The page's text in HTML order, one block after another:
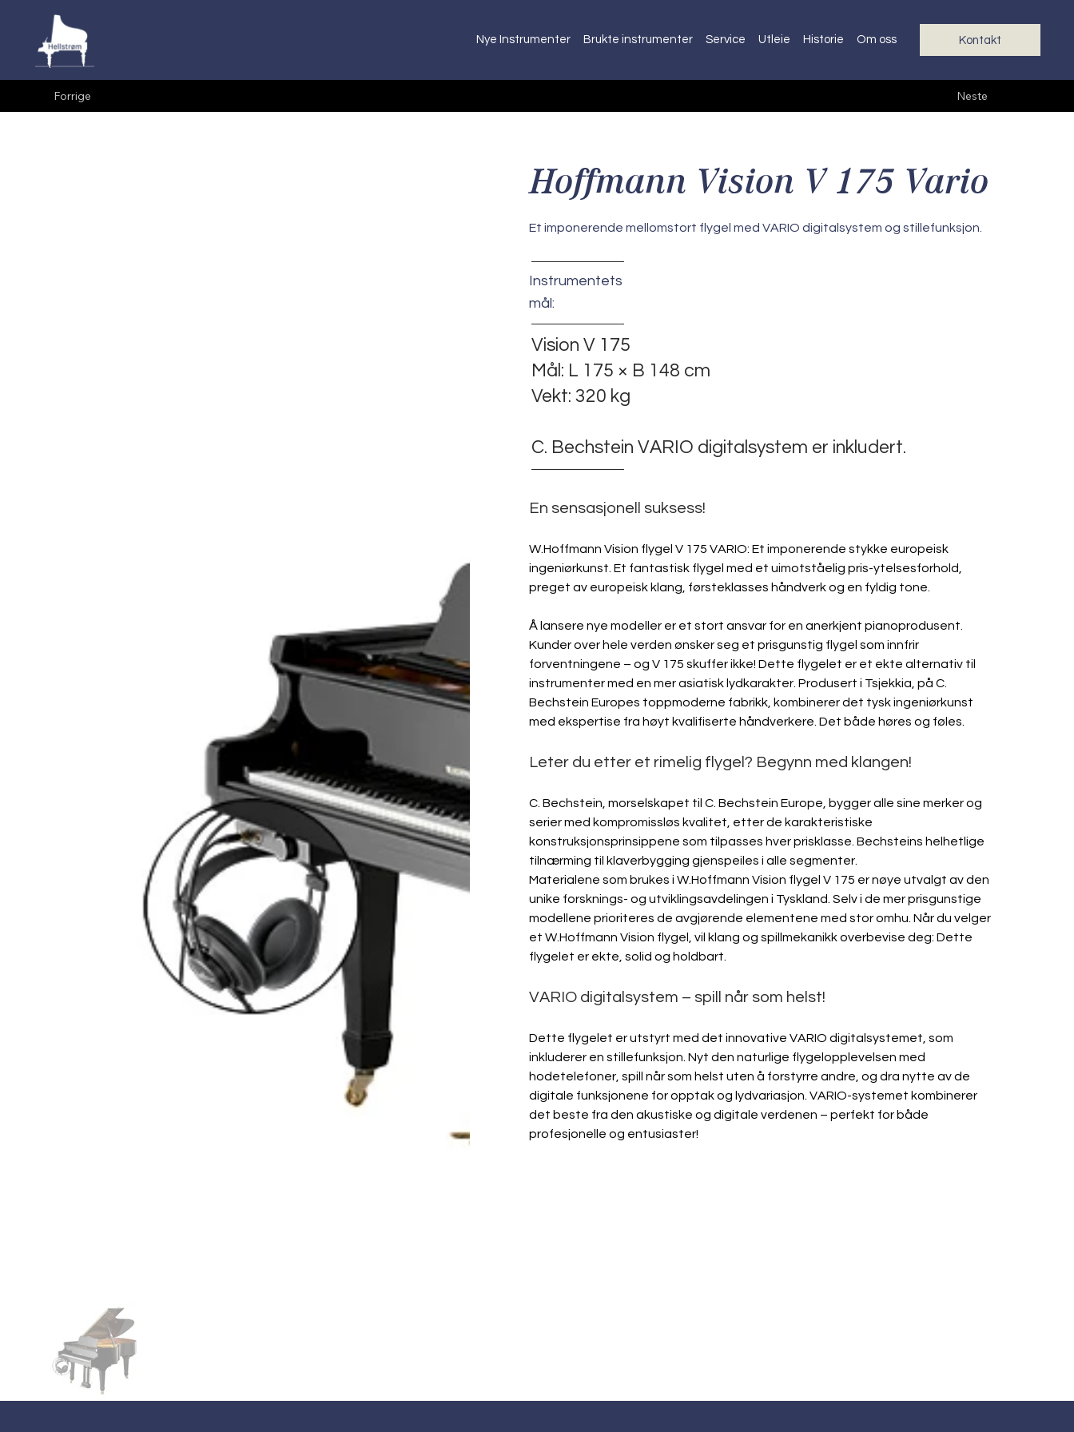
Nye Instrumenter Brukte instrumenter Service Utleie Historie Om oss Kontakt
Neste
Forrige
Hoffmann Vision V 175 Vario
Et imponerende mellomstort flygel med VARIO digitalsystem og stillefunksjon.
Instrumentets
mål:
Vision V 175
Mål: L 175 × B 148 cm
Vekt: 320 kg
C. Bechstein VARIO digitalsystem er inkludert.
En sensasjonell suksess!
W.Hoffmann Vision flygel V 175 VARIO: Et imponerende stykke europeisk
ingeniørkunst. Et fantastisk flygel med et uimotståelig pris-ytelsesforhold,
preget av europeisk klang, førsteklasses håndverk og en fyldig tone.
Å lansere nye modeller er et stort ansvar for en anerkjent pianoprodusent.
Kunder over hele verden ønsker seg et prisgunstig flygel som innfrir
forventningene – og V 175 skuffer ikke! Dette flygelet er et ekte alternativ til
instrumenter med en mer asiatisk lydkarakter. Produsert i Tsjekkia, på C.
Bechstein Europes toppmoderne fabrikk, kombinerer det tysk ingeniørkunst
med ekspertise fra høyt kvalifiserte håndverkere. Det både høres og føles.
Leter du etter et rimelig flygel? Begynn med klangen!
C. Bechstein, morselskapet til C. Bechstein Europe, bygger alle sine merker og
serier med kompromissløs kvalitet, etter de karakteristiske
konstruksjonsprinsippene som tilpasses hver prisklasse. Bechsteins helhetlige
tilnærming til klaverbygging gjenspeiles i alle segmenter.
Materialene som brukes i W.Hoffmann Vision flygel V 175 er nøye utvalgt av den
unike forsknings- og utviklingsavdelingen i Tyskland. Selv i de mer prisgunstige
modellene prioriteres de avgjørende elementene med stor omhu. Når du velger
et W.Hoffmann Vision flygel, vil klang og spillmekanikk overbevise deg: Dette
flygelet er ekte, solid og holdbart.
VARIO digitalsystem – spill når som helst!
Dette flygelet er utstyrt med det innovative VARIO digitalsystemet, som
inkluderer en stillefunksjon. Nyt den naturlige flygelopplevelsen med
hodetelefoner, spill når som helst uten å forstyrre andre, og dra nytte av de
digitale funksjonene for opptak og lydvariasjon. VARIO-systemet kombinerer
det beste fra den akustiske og digitale verdenen – perfekt for både
profesjonelle og entusiaster!